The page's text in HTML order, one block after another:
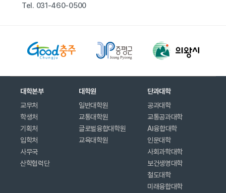
Tel. 031-460-0500
대학본부
교무처
학생처
기획처
입학처
사무국
산학협력단
대학원
일반대학원
교통대학원
글로벌융합대학원
교육대학원
단과대학
공과대학
교통공과대학
AI융합대학
인문대학
사회과학대학
보건생명대학
철도대학
미래융합대학